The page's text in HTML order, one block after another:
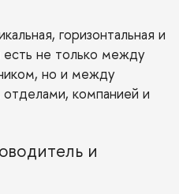
горизонтальная и
есть не только между
но и между
компанией и
и